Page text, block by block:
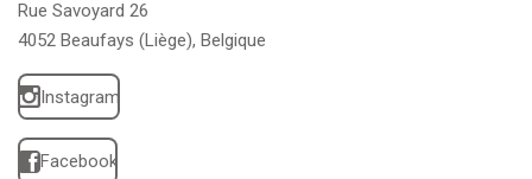
Rue Savoyard 26
4052 Beaufays (Liège), Belgique
Instagram
Facebook